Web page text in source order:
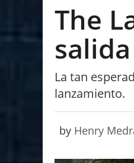
The
La tan
lanzamiento.
by Henry